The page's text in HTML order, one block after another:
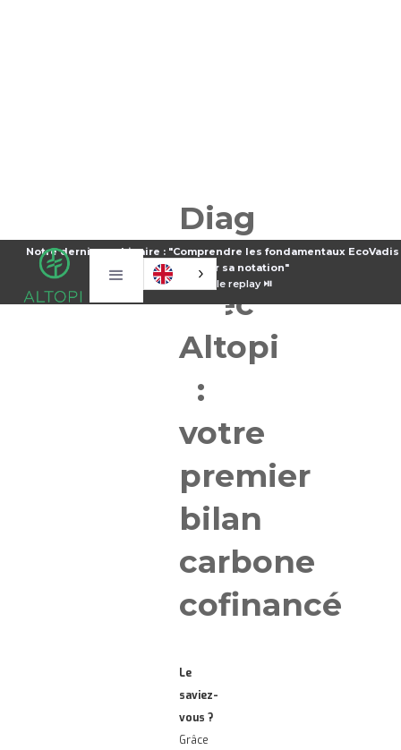
Notre dernier webinaire : "Comprendre les fondamentaux
améliorer sa notation"
Voir le replay ⏯️
Diag
avec
Altopi
:
votre
premier
bilan
carbone
cofinancé
Le
saviez-
vous ?
Grâce